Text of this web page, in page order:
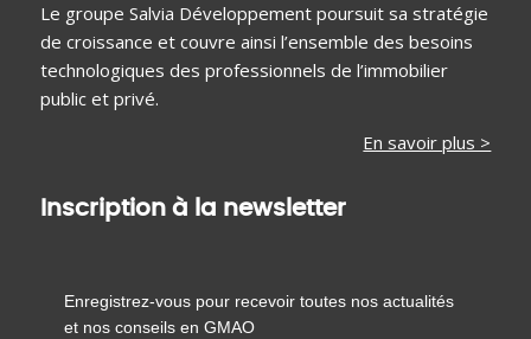
Le groupe Salvia Développement poursuit sa stratégie
de croissance et couvre ainsi l’ensemble des besoins
technologiques des professionnels de l’immobilier
public et privé.
En savoir plus >
Inscription à la newsletter
Enregistrez-vous pour recevoir toutes nos actualités
et nos conseils en GMAO